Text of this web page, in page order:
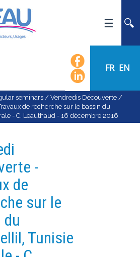
FR EN
seminars / Vendredis Découverte /
de recherche sur le bassin du
- C. Leauthaud - 16 décembre 2016
-
de
sur le
du
Tunisie